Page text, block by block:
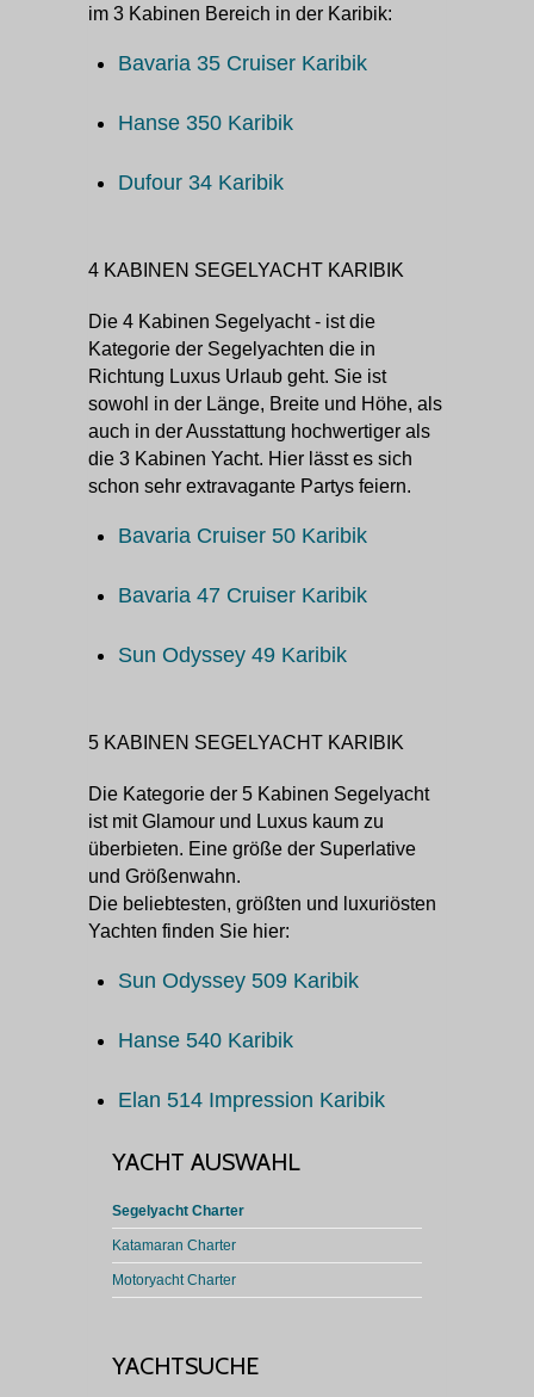
im 3 Kabinen Bereich in der Karibik:
Bavaria 35 Cruiser Karibik
Hanse 350 Karibik
Dufour 34 Karibik
4 KABINEN SEGELYACHT KARIBIK
Die 4 Kabinen Segelyacht - ist die
Kategorie der Segelyachten die in
Richtung Luxus Urlaub geht. Sie ist
sowohl in der Länge, Breite und Höhe, als
auch in der Ausstattung hochwertiger als
die 3 Kabinen Yacht. Hier lässt es sich
schon sehr extravagante Partys feiern.
Bavaria Cruiser 50 Karibik
Bavaria 47 Cruiser Karibik
Sun Odyssey 49 Karibik
5 KABINEN SEGELYACHT KARIBIK
Die Kategorie der 5 Kabinen Segelyacht
ist mit Glamour und Luxus kaum zu
überbieten. Eine größe der Superlative
und Größenwahn.
Die beliebtesten, größten und luxuriösten
Yachten finden Sie hier:
Sun Odyssey 509 Karibik
Hanse 540 Karibik
Elan 514 Impression Karibik
YACHT AUSWAHL
Segelyacht Charter
Katamaran Charter
Motoryacht Charter
YACHTSUCHE